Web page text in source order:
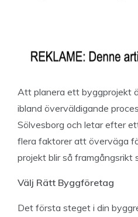
Att planera ett byggprojekt
ibland överväldigande
Sölvesborg och letar efter
flera faktorer att överväga
projekt blir så framgångsrikt
Välj Rätt Byggföretag
Det första steget i din